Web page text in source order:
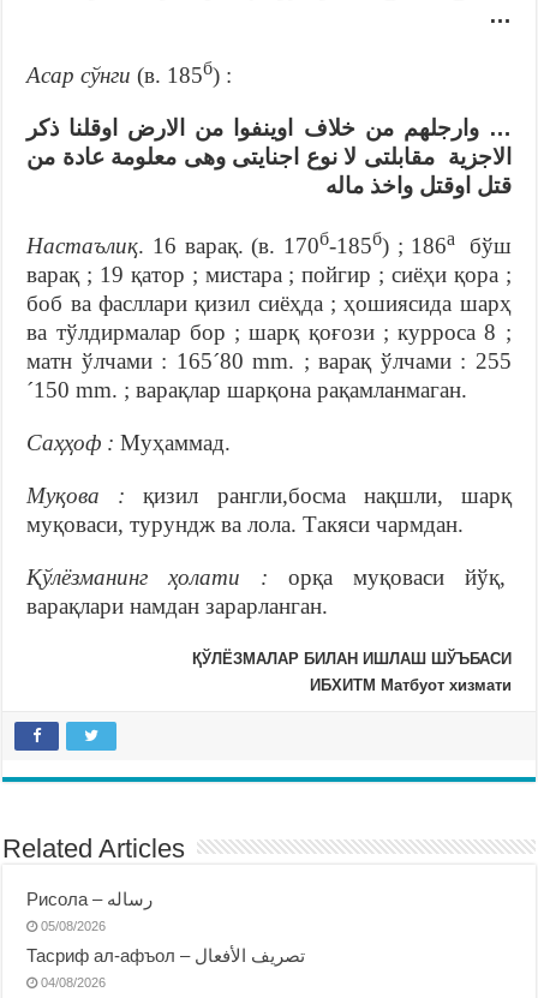
…
Асар сўнги (в. 185б) :
… وارجلهم من خلاف اوينفوا من الارض اوقلنا ذكر
الاجزية مقابلتى لا نوع اجنايتى وهى معلومة عادة من
قتل اوقتل واخذ ماله
Настаълиқ. 16 варақ. (в. 170б-185б) ; 186а бўш
варақ ; 19 қатор ; мистара ; пойгир ; сиёҳи қора ;
боб ва фасллари қизил сиёҳда ; ҳошиясида шарҳ
ва тўлдирмалар бор ; шарқ қоғози ; курроса 8 ;
матн ўлчами : 165´80 mm. ; варақ ўлчами : 255
´150 mm. ; варақлар шарқона рақамланмаган.
Саҳҳоф : Муҳаммад.
Муқова : қизил рангли,босма нақшли, шарқ
муқоваси, турундж ва лола. Такяси чармдан.
Қўлёзманинг ҳолати : орқа муқоваси йўқ,
варақлари намдан зарарланган.
ҚЎЛЁЗМАЛАР БИЛАН ИШЛАШ ШЎЪБАСИ
ИБХИТМ Матбуот хизмати
Related Articles
Рисола – رساله
05/08/2026
Тасриф ал-афъол – تصريف الأفعال
04/08/2026